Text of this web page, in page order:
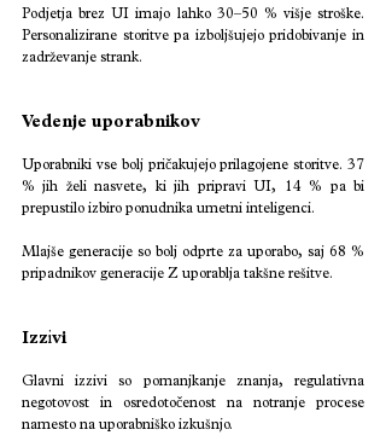
Podjetja brez UI imajo lahko 30–50 % višje stroške.
Personalizirane storitve pa izboljšujejo pridobivanje in
zadrževanje strank.
Vedenje uporabnikov
Uporabniki vse bolj pričakujejo prilagojene storitve. 37
% jih želi nasvete, ki jih pripravi UI, 14 % pa bi
prepustilo izbiro ponudnika umetni inteligenci.
Mlajše generacije so bolj odprte za uporabo, saj 68 %
pripadnikov generacije Z uporablja takšne rešitve.
Izzivi
Glavni izzivi so pomanjkanje znanja, regulativna
negotovost in osredotočenost na notranje procese
namesto na uporabniško izkušnjo.